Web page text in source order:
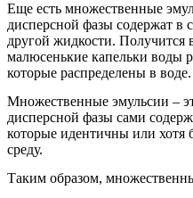
Еще есть множественные
дисперсной фазы содержат в
другой жидкости. Получится
малюсенькие капельки воды
которые распределены в воде.
Множественные эмульсии –
дисперсной фазы сами
которые идентичны или
среду.
Таким образом,